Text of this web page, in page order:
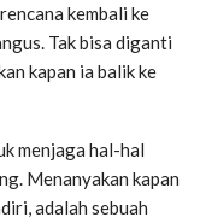
kembali ke
Tak bisa diganti
kapan ia balik ke
menjaga hal-hal
Menanyakan kapan
adalah sebuah